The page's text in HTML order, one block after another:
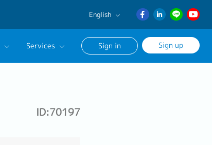
English
English
日本語
Services Sign in Sign up
ID:70197